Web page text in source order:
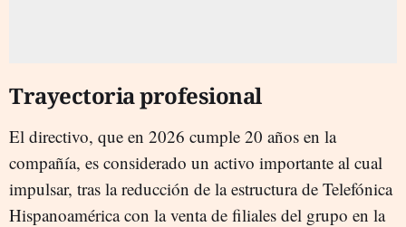
Trayectoria profesional
El directivo, que en 2026 cumple 20 años en la
compañía, es considerado un activo importante al cual
impulsar, tras la reducción de la estructura de Telefónica
Hispanoamérica con la venta de filiales del grupo en la